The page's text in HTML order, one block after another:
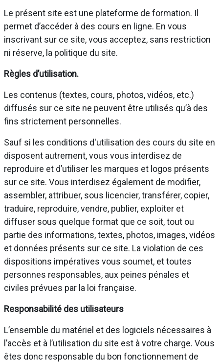
Le présent site est une plateforme de formation. Il
permet d’accéder à des cours en ligne. En vous
inscrivant sur ce site, vous acceptez, sans restriction
ni réserve, la politique du site.
Règles d’utilisation.
Les contenus (textes, cours, photos, vidéos, etc.)
diffusés sur ce site ne peuvent être utilisés qu’à des
fins strictement personnelles.
Sauf si les conditions d'utilisation des cours du site en
disposent autrement, vous vous interdisez de
reproduire et d’utiliser les marques et logos présents
sur ce site. Vous interdisez également de modifier,
assembler, attribuer, sous licencier, transférer, copier,
traduire, reproduire, vendre, publier, exploiter et
diffuser sous quelque format que ce soit, tout ou
partie des informations, textes, photos, images, vidéos
et données présents sur ce site. La violation de ces
dispositions impératives vous soumet, et toutes
personnes responsables, aux peines pénales et
civiles prévues par la loi française.
Responsabilité des utilisateurs
L’ensemble du matériel et des logiciels nécessaires à
l’accès et à l’utilisation du site est à votre charge. Vous
êtes donc responsable du bon fonctionnement de